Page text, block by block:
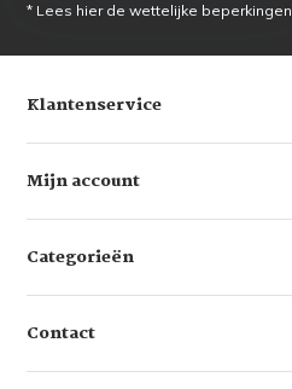
* Lees hier de wettelijke beperkingen
Klantenservice
Mijn account
Categorieën
Contact